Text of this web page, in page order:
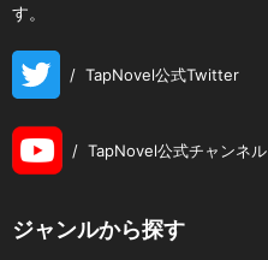
す。
/ TapNovel公式Twitter
/ TapNovel公式チャンネル
ジャンルから探す